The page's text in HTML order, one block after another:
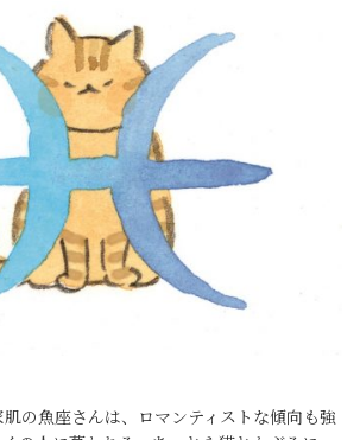
の魚座さんは、ロマンティストな傾向も強